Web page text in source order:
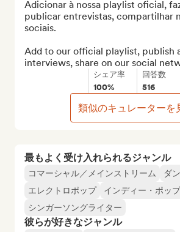
最もよく受け入れられるジャンル
コマーシャル／メインストリーム
ダ
エレクトロポップ
インディー・ポップ
シンガーソングライター
彼らが好きなジャンル
Adicionar à nossa playlist oficial,
publicar entrevistas, compartilhar
sociais.
Add to our official playlist, publish
interviews, share on our social
シェア率
100%
回答数
516
類似のキュレーターを